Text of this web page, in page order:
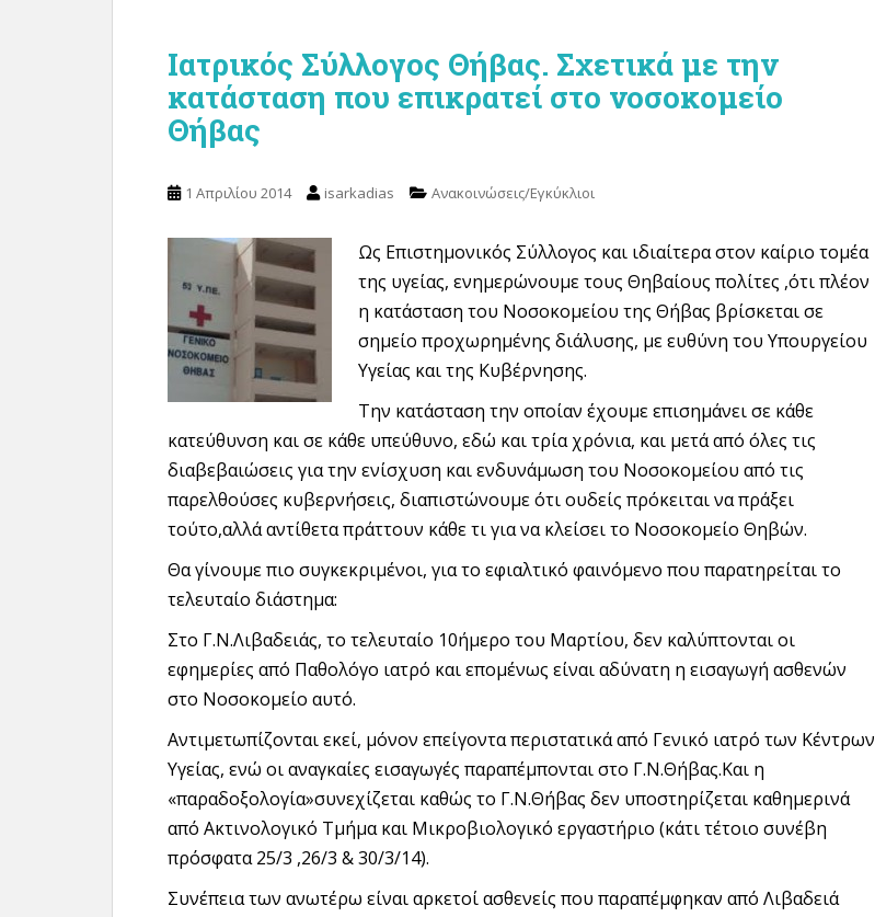
Ιατρικός Σύλλογος Θήβας. Σχετικά με την
κατάσταση που επικρατεί στο νοσοκομείο
Θήβας
1 Απριλίου 2014 isarkadias Ανακοινώσεις/Εγκύκλιοι
Ως Επιστημονικός Σύλλογος και ιδιαίτερα στον καίριο τομέα
της υγείας, ενημερώνουμε τους Θηβαίους πολίτες ,ότι πλέον
η κατάσταση του Νοσοκομείου της Θήβας βρίσκεται σε
σημείο προχωρημένης διάλυσης, με ευθύνη του Υπουργείου
Υγείας και της Κυβέρνησης.
Την κατάσταση την οποίαν έχουμε επισημάνει σε κάθε
κατεύθυνση και σε κάθε υπεύθυνο, εδώ και τρία χρόνια, και μετά από όλες τις
διαβεβαιώσεις για την ενίσχυση και ενδυνάμωση του Νοσοκομείου από τις
παρελθούσες κυβερνήσεις, διαπιστώνουμε ότι ουδείς πρόκειται να πράξει
τούτο,αλλά αντίθετα πράττουν κάθε τι για να κλείσει το Νοσοκομείο Θηβών.
Θα γίνουμε πιο συγκεκριμένοι, για το εφιαλτικό φαινόμενο που παρατηρείται το
τελευταίο διάστημα:
Στο Γ.Ν.Λιβαδειάς, το τελευταίο 10ήμερο του Μαρτίου, δεν καλύπτονται οι
εφημερίες από Παθολόγο ιατρό και επομένως είναι αδύνατη η εισαγωγή ασθενών
στο Νοσοκομείο αυτό.
Αντιμετωπίζονται εκεί, μόνον επείγοντα περιστατικά από Γενικό ιατρό των Κέντρων
Υγείας, ενώ οι αναγκαίες εισαγωγές παραπέμπονται στο Γ.Ν.Θήβας.Και η
«παραδοξολογία»συνεχίζεται καθώς το Γ.Ν.Θήβας δεν υποστηρίζεται καθημερινά
από Ακτινολογικό Τμήμα και Μικροβιολογικό εργαστήριο (κάτι τέτοιο συνέβη
πρόσφατα 25/3 ,26/3 & 30/3/14).
Συνέπεια των ανωτέρω είναι αρκετοί ασθενείς που παραπέμφηκαν από Λιβαδειά